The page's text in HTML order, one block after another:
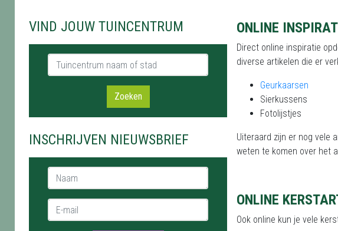
VIND JOUW TUINCENTRUM
Tuincentrum naam of stad
Zoeken
INSCHRIJVEN NIEUWSBRIEF
Naam *
E-mail *
ONLINE
Direct online inspiratie
diverse artikelen die er
Geurkaarsen
Sierkussens
Fotolijstjes
Uiteraard zijn er nog vele
weten te komen over het
ONLINE
Ook online kun je vele